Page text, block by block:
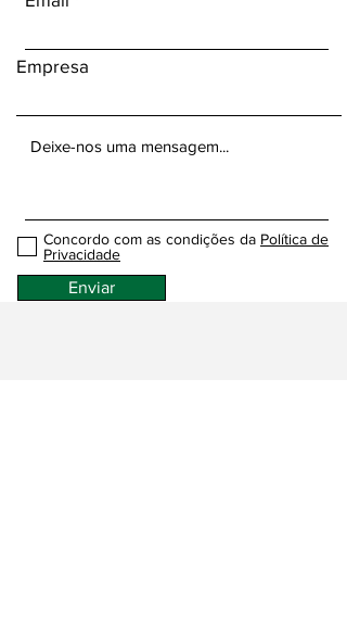
Empresa
Concordo com as condições da Política de
Privacidade
Enviar